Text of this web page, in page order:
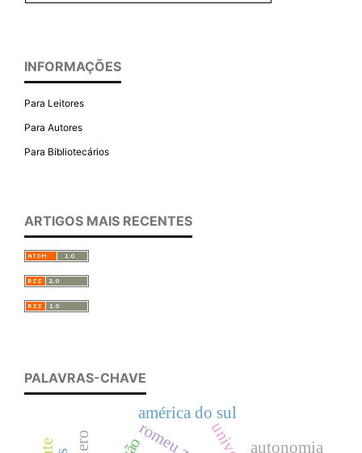
INFORMAÇÕES
Para Leitores
Para Autores
Para Bibliotecários
ARTIGOS MAIS RECENTES
PALAVRAS-CHAVE
américa do sul
autonomia